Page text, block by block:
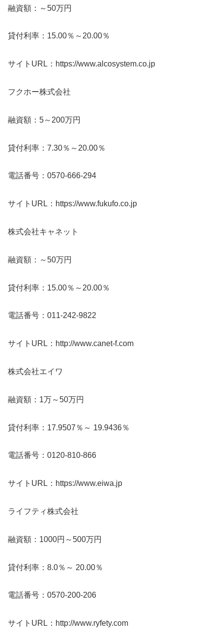
融資額：～50万円
貸付利率：15.00％～20.00％
サイトURL：https://www.alcosystem.co.jp
フクホー株式会社
融資額：5～200万円
貸付利率：7.30％～20.00％
電話番号：0570-666-294
サイトURL：https://www.fukufo.co.jp
株式会社キャネット
融資額：～50万円
貸付利率：15.00％～20.00％
電話番号：011-242-9822
サイトURL：http://www.canet-f.com
株式会社エイワ
融資額：1万～50万円
貸付利率：17.9507％～ 19.9436％
電話番号：0120-810-866
サイトURL：https://www.eiwa.jp
ライフティ株式会社
融資額：1000円～500万円
貸付利率：8.0％～ 20.00％
電話番号：0570-200-206
サイトURL：http://www.ryfety.com